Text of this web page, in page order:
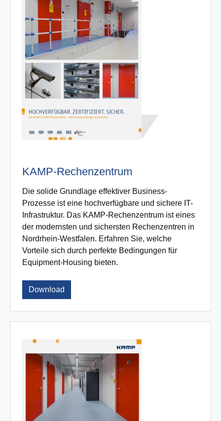
KAMP-Rechenzentrum
Die solide Grundlage effektiver Business-
Prozesse ist eine hochverfügbare und sichere IT-
Infrastruktur. Das KAMP-Rechenzentrum ist eines
der modernsten und sichersten Rechenzentren in
Nordrhein-Westfalen. Erfahren Sie, welche
Vorteile sich durch perfekte Bedingungen für
Equipment-Housing bieten.
Download